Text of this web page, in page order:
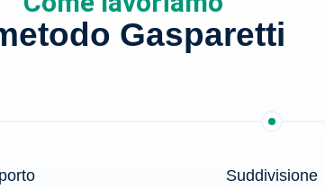
Gasparetti
Suddivisione